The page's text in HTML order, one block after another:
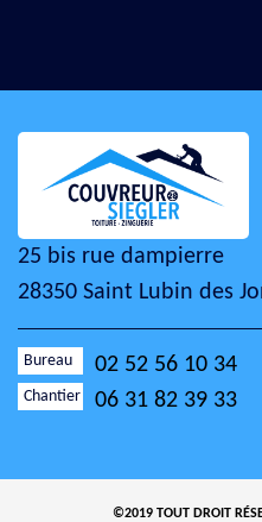
25 bis rue dampierre
28350 Saint Lubin des
Bureau 02 52 56 10 34
Chantier 06 31 82 39 33
©2019 TOUT DROIT